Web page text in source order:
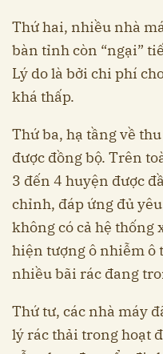
Thứ hai, nhiều nhà
bàn tỉnh còn “ngại”
Lý do là bởi chi phí
khá thấp.
Thứ ba, hạ tầng về
được đồng bộ. Trên
3 đến 4 huyện được
chỉnh, đáp ứng đủ
không có cả hệ thống
hiện tượng ô nhiễm ô
nhiều bãi rác đang
Thứ tư, các nhà máy
lý rác thải trong hoạt